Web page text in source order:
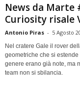
News da Marte
Curiosity risale
Antonio Piras - 5 Agosto
Nel cratere Gale il rover
geometriche che si
genere erano già note, ma
team non si sbilancia.